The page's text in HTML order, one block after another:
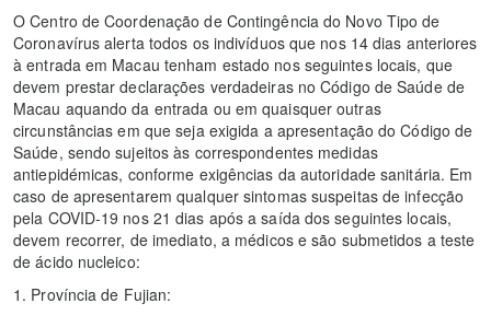
O Centro de Coordenação de Contingência do Novo Tipo de
Coronavírus alerta todos os indivíduos que nos 14 dias anteriores
à entrada em Macau tenham estado nos seguintes locais, que
devem prestar declarações verdadeiras no Código de Saúde de
Macau aquando da entrada ou em quaisquer outras
circunstâncias em que seja exigida a apresentação do Código de
Saúde, sendo sujeitos às correspondentes medidas
antiepidémicas, conforme exigências da autoridade sanitária. Em
caso de apresentarem qualquer sintomas suspeitas de infecção
pela COVID-19 nos 21 dias após a saída dos seguintes locais,
devem recorrer, de imediato, a médicos e são submetidos a teste
de ácido nucleico:
1. Província de Fujian: